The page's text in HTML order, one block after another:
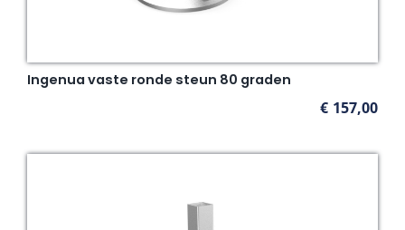
Ingenua vaste ronde steun 80 graden
€ 157,00